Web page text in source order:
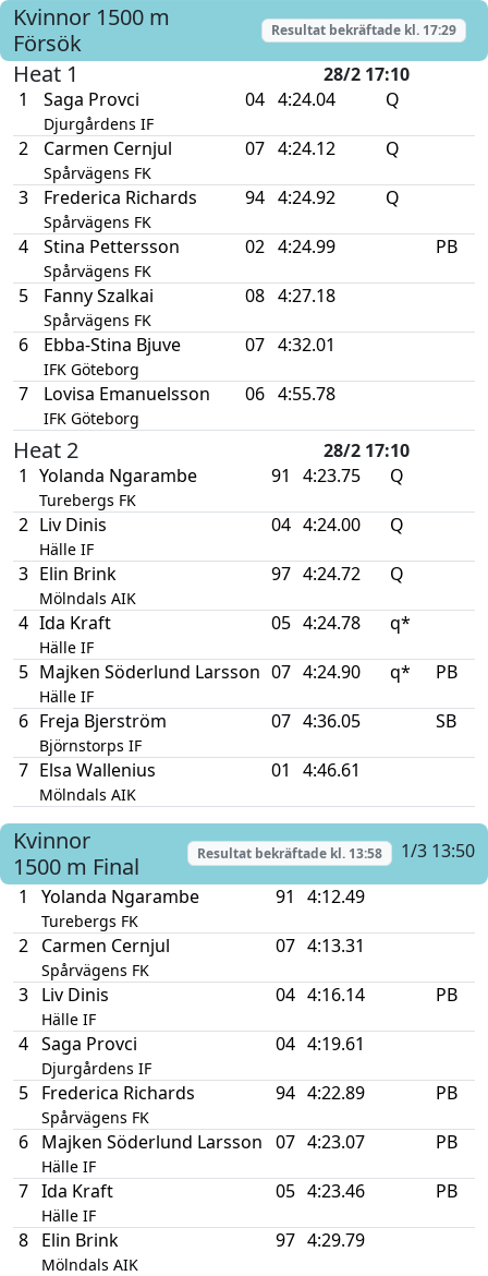
Kvinnor 1500 m
Försök
Resultat bekräftade kl. 17:29
Heat 1
28/2 17:10
1
Saga Provci
Djurgårdens IF
04 4:24.04 Q
2 Carmen Cernjul
Spårvägens FK
07 4:24.12 Q
3 Frederica Richards
Spårvägens FK
94 4:24.92 Q
4 Stina Pettersson
Spårvägens FK
02 4:24.99 PB
5 Fanny Szalkai
Spårvägens FK
08 4:27.18
6 Ebba-Stina Bjuve
IFK Göteborg
07 4:32.01
7 Lovisa Emanuelsson
IFK Göteborg
06 4:55.78
Heat 2
28/2 17:10
1 Yolanda Ngarambe
Turebergs FK
91 4:23.75 Q
2 Liv Dinis
Hälle IF
04 4:24.00 Q
3 Elin Brink
Mölndals AIK
97 4:24.72 Q
4 Ida Kraft
Hälle IF
05 4:24.78 q*
5 Majken Söderlund Larsson
Hälle IF
07 4:24.90 q* PB
6 Freja Bjerström
Björnstorps IF
07 4:36.05 SB
7 Elsa Wallenius
Mölndals AIK
01 4:46.61
Kvinnor
1500 m Final Resultat bekräftade kl. 13:58
1/3 13:50
1
Yolanda Ngarambe
Turebergs FK
91 4:12.49
2 Carmen Cernjul
Spårvägens FK
07 4:13.31
3 Liv Dinis
Hälle IF
04 4:16.14 PB
4 Saga Provci
Djurgårdens IF
04 4:19.61
5 Frederica Richards
Spårvägens FK
94 4:22.89 PB
6 Majken Söderlund Larsson
Hälle IF
07 4:23.07 PB
7 Ida Kraft
Hälle IF
05 4:23.46 PB
8 Elin Brink
Mölndals AIK
97 4:29.79